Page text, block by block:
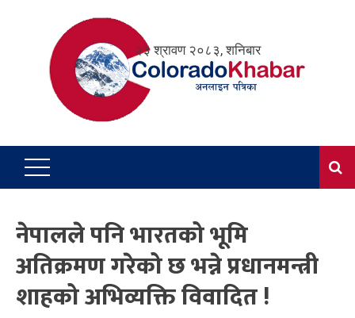
२३ श्रावण २०८३, शनिबार
नेपालले पनि भारतको भूमि
अतिक्रमण गरेको छ भन्ने प्रधानमन्त्री
शाहको अभिव्यक्ति विवादित !